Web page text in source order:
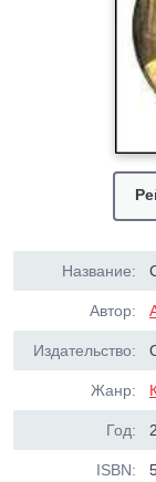
Название:
Автор:
Издательство:
Жанр:
Год:
ISBN: